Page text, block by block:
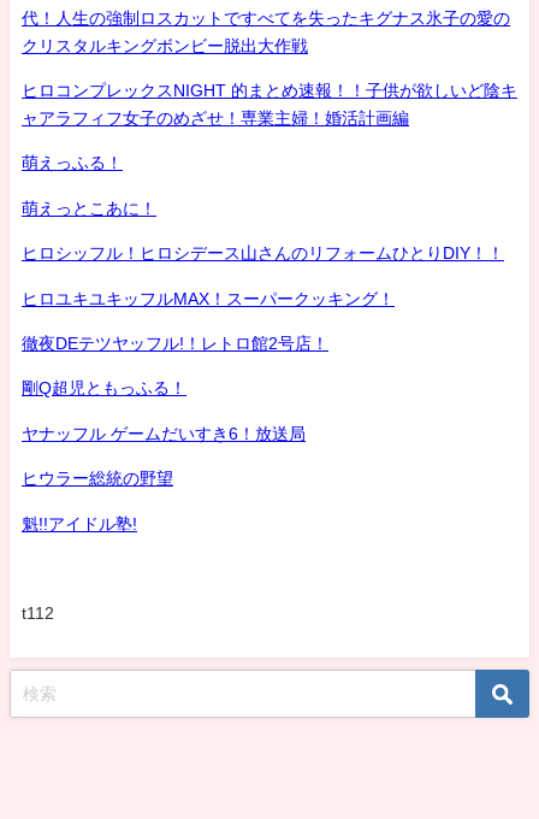
代！人生の強制ロスカットですべてを失ったキグナス氷子の愛の
クリスタルキングボンビー脱出大作戦
ヒロコンプレックスNIGHT 的まとめ速報！！子供が欲しいど陰キ
ャアラフィフ女子のめざせ！専業主婦！婚活計画編
萌えっふる！
萌えっとこあに！
ヒロシッフル！ヒロシデース山さんのリフォームひとりDIY！！
ヒロユキユキッフルMAX！スーパークッキング！
徹夜DEテツヤッフル!！レトロ館2号店！
剛Q超児ともっふる！
ヤナッフル ゲームだいすき6！放送局
ヒウラー総統の野望
魁!!アイドル塾!
t112